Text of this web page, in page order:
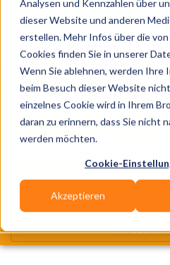
Analysen und Kennzahlen über
dieser Website und anderen
erstellen. Mehr Infos über die
Cookies finden Sie in unserer
Wenn Sie ablehnen, werden Ihre
beim Besuch dieser Website
einzelnes Cookie wird in Ihrem
daran zu erinnern, dass Sie nicht
werden möchten.
Cookie-
Akzeptieren
Wir suchen